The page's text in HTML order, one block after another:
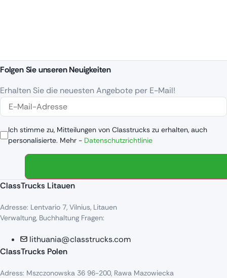
Folgen Sie unseren Neuigkeiten
Erhalten Sie die neuesten Angebote per E-Mail!
Ich stimme zu, Mitteilungen von Classtrucks zu erhalten, auch
personalisierte. Mehr - Datenschutzrichtlinie
ClassTrucks Litauen
Adresse: Lentvario 7, Vilnius, Litauen
Verwaltung, Buchhaltung Fragen:
lithuania@classtrucks.com
ClassTrucks Polen
Adress: Mszczonowska 36 96-200, Rawa Mazowiecka